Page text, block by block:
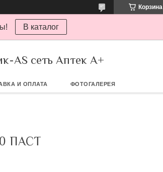
Корзина
В каталог
AS сеть Аптек А+
И ОПЛАТА ФОТОГАЛЕРЕЯ
ПАСТ